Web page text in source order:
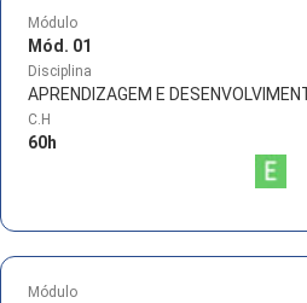
Módulo
Mód. 01
Disciplina
APRENDIZAGEM E
C.H
60h
Módulo